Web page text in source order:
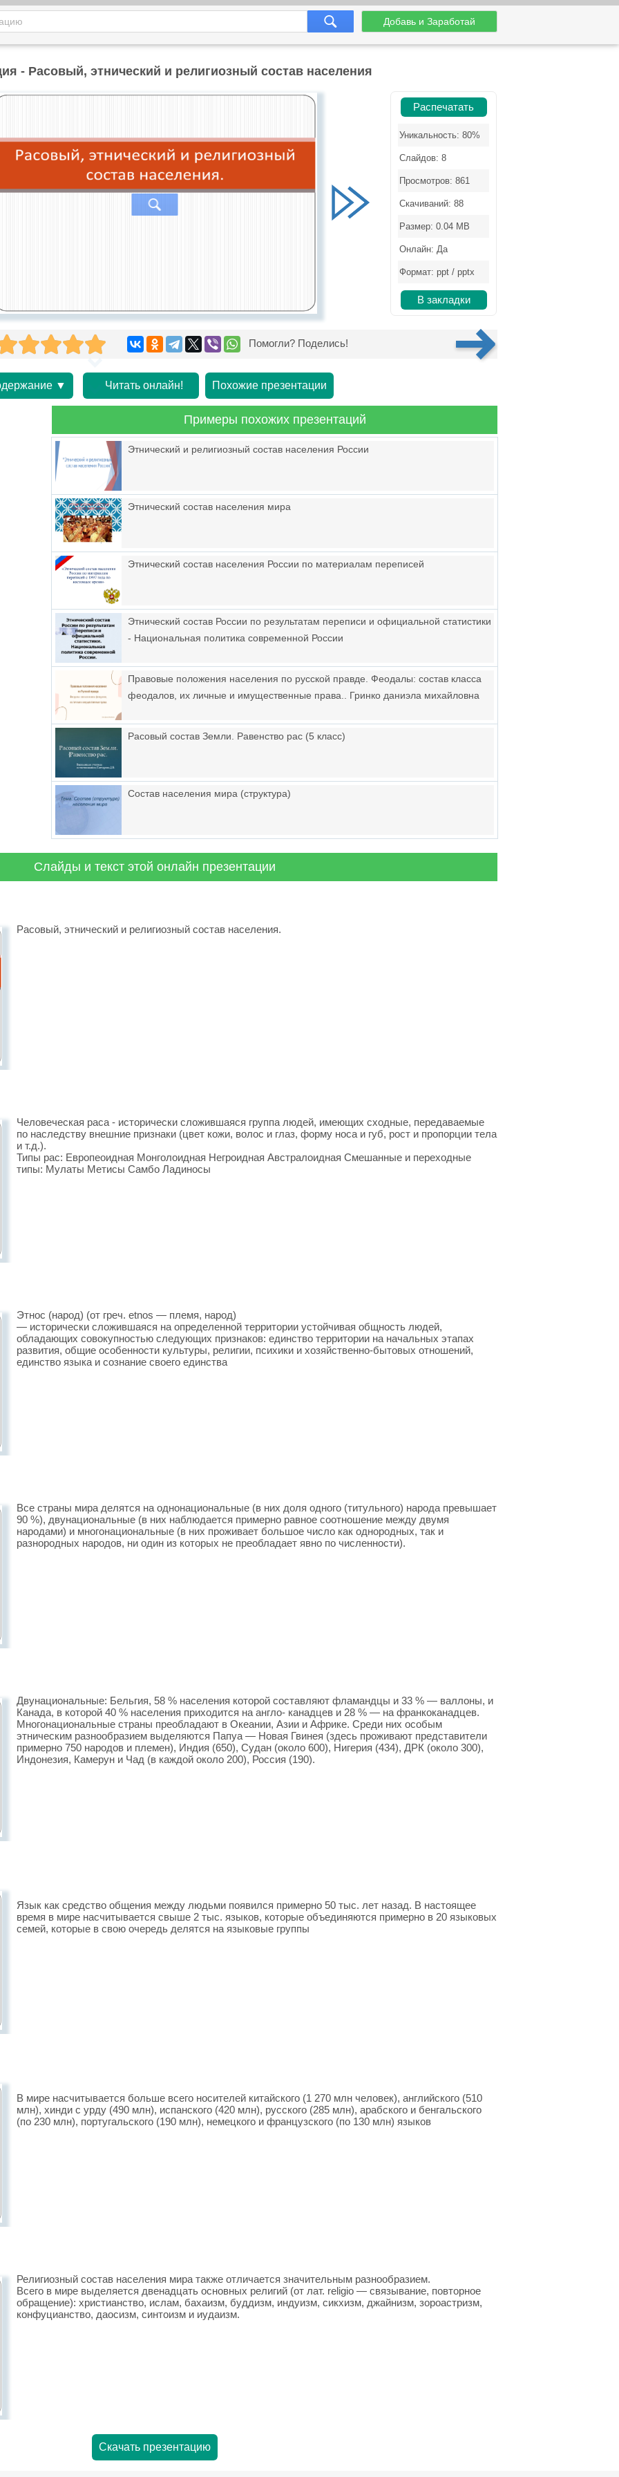
Добавь и Заработай
- Расовый, этнический и религиозный состав населения
Распечатать
Уникальность: 80%
Слайдов: 8
Просмотров: 861
Скачиваний: 88
Размер: 0.04 MB
Онлайн: Да
Формат: ppt / pptx
В закладки
Помогли? Поделись!
▼ Читать онлайн! Похожие презентации
Примеры похожих презентаций
Этнический и религиозный состав населения России
Этнический состав населения мира
Этнический состав населения России по материалам переписей
Этнический состав России по результатам переписи и официальной статистики
- Национальная политика современной России
Правовые положения населения по русской правде. Феодалы: состав класса
феодалов, их личные и имущественные права.. Гринко даниэла михайловна
Расовый состав Земли. Равенство рас (5 класс)
Состав населения мира (структура)
Слайды и текст этой онлайн презентации
Расовый, этнический и религиозный состав населения.
Человеческая раса - исторически сложив­шаяся группа людей, имеющих сход­ные, передаваемые
по наследству внешние признаки (цвет кожи, волос и глаз, форму носа и губ, рост и пропорции тела
и т.д.).
Типы рас: Европеоидная Монголоидная Негроидная Австралоидная Смешанные и переходные
типы: Мулаты Метисы Самбо Ладиносы
Этнос (народ) (от греч. etnos — племя, народ)
— исторически сложившаяся на определенной тер­ритории устойчивая общность людей,
обладающих совокупностью следую­щих признаков: единство территории на начальных этапах
развития, об­щие особенности культуры, религии, психики и хозяйственно-бытовых от­ношений,
единство языка и сознание своего единства
Все страны мира делятся на однонациональные (в них доля одного (титульного) народа превышает
90 %), двунациональные (в них наблюдается примерно равное соотношение между двумя
народами) и многонациональные (в них проживает большое число как однородных, так и
разнородных народов, ни один из которых не преобладает явно по численности).
Двунациональные: Бельгия, 58 % населения которой составляют фламандцы и 33 % — валлоны, и
Канада, в которой 40 % населения приходится на англо- канадцев и 28 % — на франко­канадцев.
Многонациональные страны преобладают в Океании, Азии и Африке. Среди них особым
этническим разнообразием выделяются Папуа — Новая Гвинея (здесь проживают представители
примерно 750 народов и племен), Индия (650), Судан (около 600), Нигерия (434), ДРК (около 300),
Индонезия, Камерун и Чад (в каждой около 200), Россия (190).
Язык как средство общения между людьми появился примерно 50 тыс. лет назад. В настоящее
время в мире насчитывается свыше 2 тыс. языков, которые объединяются примерно в 20 языковых
семей, которые в свою очередь делятся на языковые группы
В мире насчитывается больше все­го носителей китайского (1 270 млн человек), английского (510
млн), хинди с урду (490 млн), испанского (420 млн), русского (285 млн), араб­ского и бенгальского
(по 230 млн), португальского (190 млн), немецкого и французского (по 130 млн) языков
Религиозный состав населения мира также отличается значительным разнообразием.
Всего в мире выделяет­ся двенадцать основных религий (от лат. religio — связывание, повторное
обращение): христианство, ислам, бахаизм, буддизм, индуизм, сикхизм, джайнизм, зороастризм,
конфуциан­ство, даосизм, синтоизм и иудаизм.
Скачать презентацию